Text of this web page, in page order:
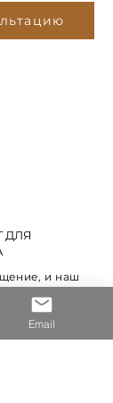
ДЛЯ
и наш
для
Email